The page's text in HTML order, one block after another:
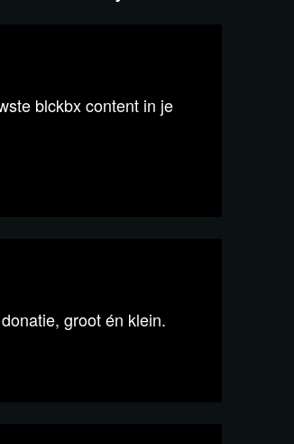
blckbx content in je
groot én klein.